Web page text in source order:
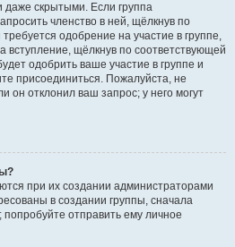
даже скрытыми. Если группа
членство в ней, щёлкнув по
одобрение на участие в группе,
вступление, щёлкнув по соответствующей
одобрить ваше участие в группе и
присоединиться. Пожалуйста, не
он отклонил ваш запрос; у него могут
при их создании администраторами
в создании группы, сначала
отправить ему личное